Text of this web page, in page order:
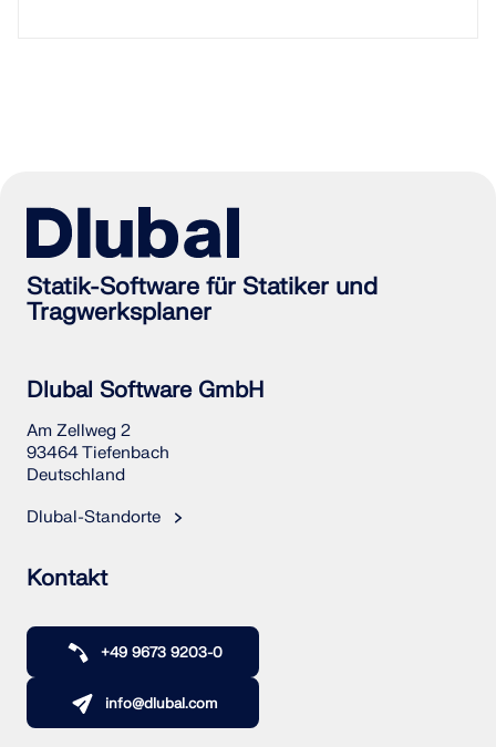
Statik-Software für Statiker und
Tragwerksplaner
Dlubal Software GmbH
Am Zellweg 2
93464 Tiefenbach
Deutschland
Dlubal-Standorte
Kontakt
+49 9673 9203-0
info@dlubal.com